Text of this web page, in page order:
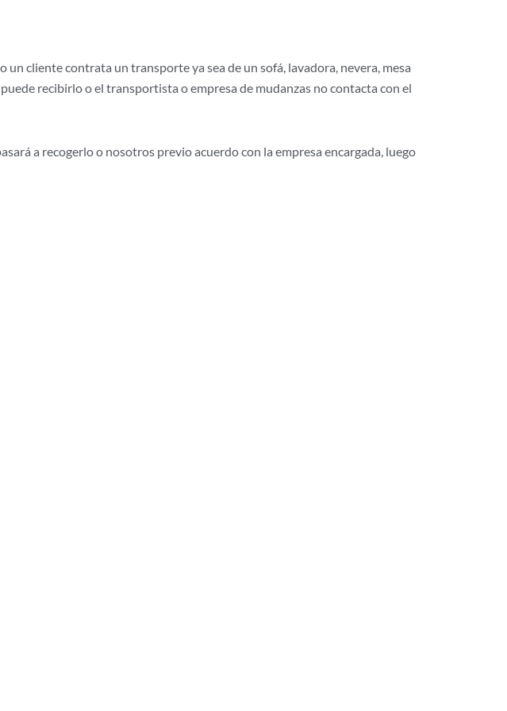
cliente contrata un transporte ya sea de un sofá, lavadora, nevera, mesa
recibirlo o el transportista o empresa de mudanzas no contacta con el
a recogerlo o nosotros previo acuerdo con la empresa encargada, luego